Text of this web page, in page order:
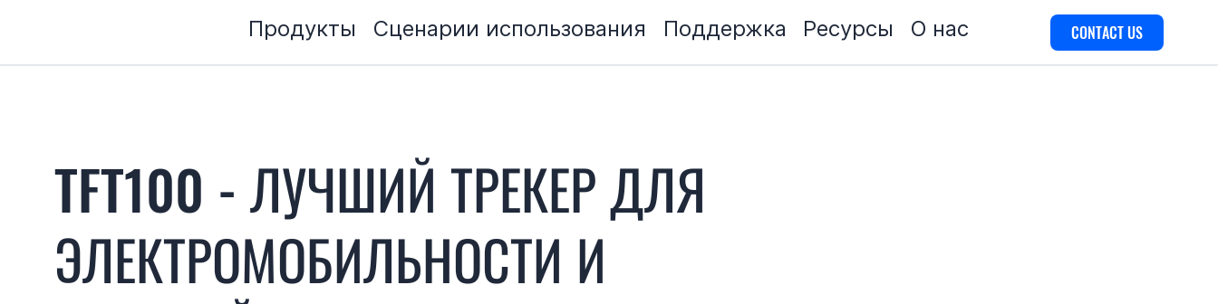
Продукты Сценарии использования Поддержка Ресурсы О нас CONTACT US
TFT100 - ЛУЧШИЙ ТРЕКЕР ДЛЯ
ЭЛЕКТРОМОБИЛЬНОСТИ И